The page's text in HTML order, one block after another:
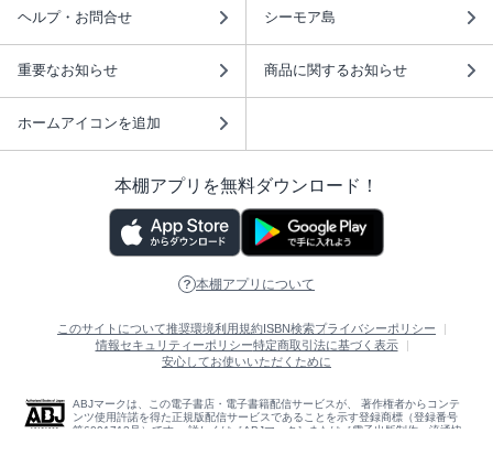
ヘルプ・お問合せ シーモア島
重要なお知らせ 商品に関するお知らせ
ホームアイコンを追加
本棚アプリを無料ダウンロード！
本棚アプリについて
このサイトについて推奨環境利用規約ISBN検索プライバシーポリシー
情報セキュリティーポリシー特定商取引法に基づく表示
安心してお使いいただくために
ABJマークは、この電子書店・電子書籍配信サービスが、 著作権者からコンテ
ンツ使用許諾を得た正規版配信サービスであることを示す登録商標（登録番号
第6091713号）です。 詳しくは［ABJマーク］または［電子出版制作・流通協